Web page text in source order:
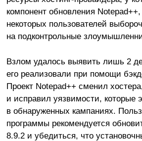
компонент обновления
некоторых пользователей
на подконтрольные
Взлом удалось выявить лишь 2
его реализовали при помощи
Проект Notepad++ сменил
и исправил уязвимости, которые
в обнаруженных кампаниях.
программы рекомендуется
8.9.2 и убедиться, что